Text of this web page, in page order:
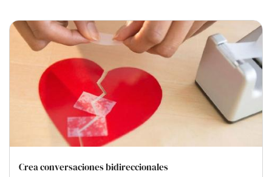
Crea conversaciones bidireccionales